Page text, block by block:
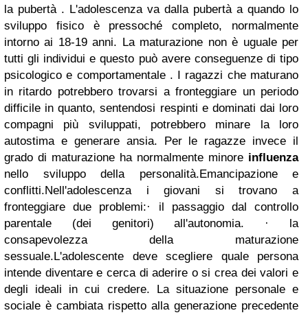
la pubertà . L'adolescenza va dalla pubertà a quando lo
sviluppo fisico è pressoché completo, normalmente
intorno ai 18-19 anni. La maturazione non è uguale per
tutti gli individui e questo può avere conseguenze di tipo
psicologico e comportamentale . I ragazzi che maturano
in ritardo potrebbero trovarsi a fronteggiare un periodo
difficile in quanto, sentendosi respinti e dominati dai loro
compagni più sviluppati, potrebbero minare la loro
autostima e generare ansia. Per le ragazze invece il
grado di maturazione ha normalmente minore influenza
nello sviluppo della personalità.Emancipazione e
conflitti.Nell'adolescenza i giovani si trovano a
fronteggiare due problemi:· il passaggio dal controllo
parentale (dei genitori) all'autonomia. · la
consapevolezza della maturazione
sessuale.L'adolescente deve scegliere quale persona
intende diventare e cerca di aderire o si crea dei valori e
degli ideali in cui credere. La situazione personale e
sociale è cambiata rispetto alla generazione precedente